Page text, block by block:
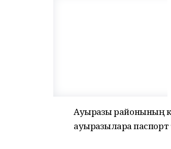
Ауырғазы районының
ауырғазыларға